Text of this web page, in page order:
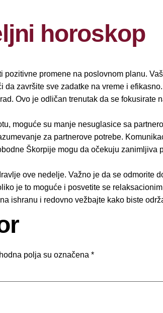
horoskop
pozitivne promene na poslovnom planu.
da završite sve zadatke na vreme i
Ovo je odličan trenutak da se fokusirate
moguće su manje nesuglasice sa
za partnerove potrebe.
Škorpije mogu da očekuju zanimljiva
ove nedelje. Važno je da se odmorite
je to moguće i posvetite se
ishranu i redovno vežbajte kako biste
polja su označena *